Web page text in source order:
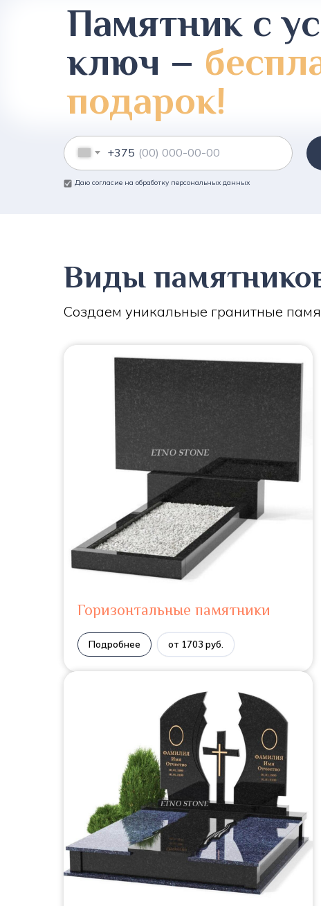
Памятник с
ключ –
подарок!
+375
Даю согласие на обработку персональных данных
Виды
Создаем уникальные гранитные
Горизонтальные памятники
Подробнее от 1703 руб.